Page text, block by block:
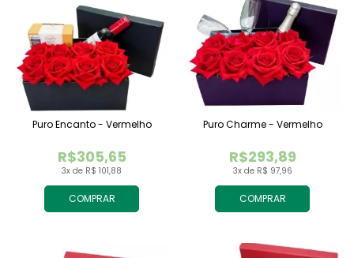
COMPRAR
3x de R$ 101,88
R$305,65
Puro Encanto - Vermelho
COMPRAR
3x de R$ 97,96
R$293,89
Puro Charme - Vermelho